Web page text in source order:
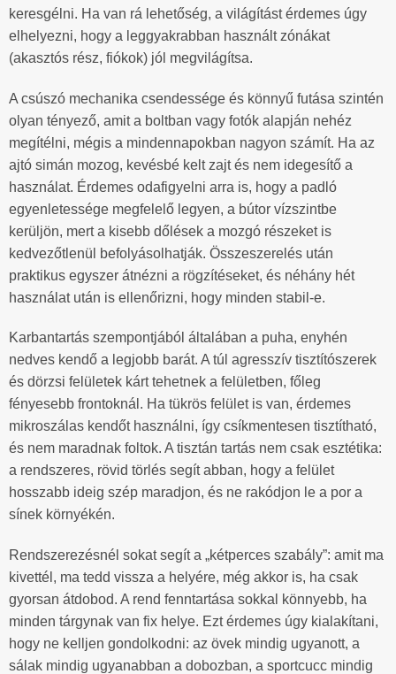
keresgélni. Ha van rá lehetőség, a világítást érdemes úgy
elhelyezni, hogy a leggyakrabban használt zónákat
(akasztós rész, fiókok) jól megvilágítsa.
A csúszó mechanika csendessége és könnyű futása szintén
olyan tényező, amit a boltban vagy fotók alapján nehéz
megítélni, mégis a mindennapokban nagyon számít. Ha az
ajtó simán mozog, kevésbé kelt zajt és nem idegesítő a
használat. Érdemes odafigyelni arra is, hogy a padló
egyenletessége megfelelő legyen, a bútor vízszintbe
kerüljön, mert a kisebb dőlések a mozgó részeket is
kedvezőtlenül befolyásolhatják. Összeszerelés után
praktikus egyszer átnézni a rögzítéseket, és néhány hét
használat után is ellenőrizni, hogy minden stabil-e.
Karbantartás szempontjából általában a puha, enyhén
nedves kendő a legjobb barát. A túl agresszív tisztítószerek
és dörzsi felületek kárt tehetnek a felületben, főleg
fényesebb frontoknál. Ha tükrös felület is van, érdemes
mikroszálas kendőt használni, így csíkmentesen tisztítható,
és nem maradnak foltok. A tisztán tartás nem csak esztétika:
a rendszeres, rövid törlés segít abban, hogy a felület
hosszabb ideig szép maradjon, és ne rakódjon le a por a
sínek környékén.
Rendszerezésnél sokat segít a „kétperces szabály”: amit ma
kivettél, ma tedd vissza a helyére, még akkor is, ha csak
gyorsan átdobod. A rend fenntartása sokkal könnyebb, ha
minden tárgynak van fix helye. Ezt érdemes úgy kialakítani,
hogy ne kelljen gondolkodni: az övek mindig ugyanott, a
sálak mindig ugyanabban a dobozban, a sportcucc mindig